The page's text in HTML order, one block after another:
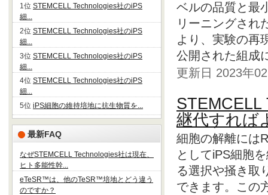
1位 STEMCELL Technologies社のiPS
細...
2位 STEMCELL Technologies社のiPS
細...
3位 STEMCELL Technologies社のiPS
細...
4位 STEMCELL Technologies社のiPS
細...
5位 iPS細胞の維持培地に抗生物質を...
最新FAQ
なぜSTEMCELL Technologies社は現在、
ヒト多能性幹...
eTeSR™は、他のTeSR™培地とどう違う
のですか？
ベルの品質と最
リーニングされ
より、実験の再
公開された組成
更新日 2023年
継代すれば
細胞の解離には
としてiPS細胞
る選択や掻き取
できます。この